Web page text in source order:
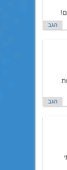
הגב
הגב